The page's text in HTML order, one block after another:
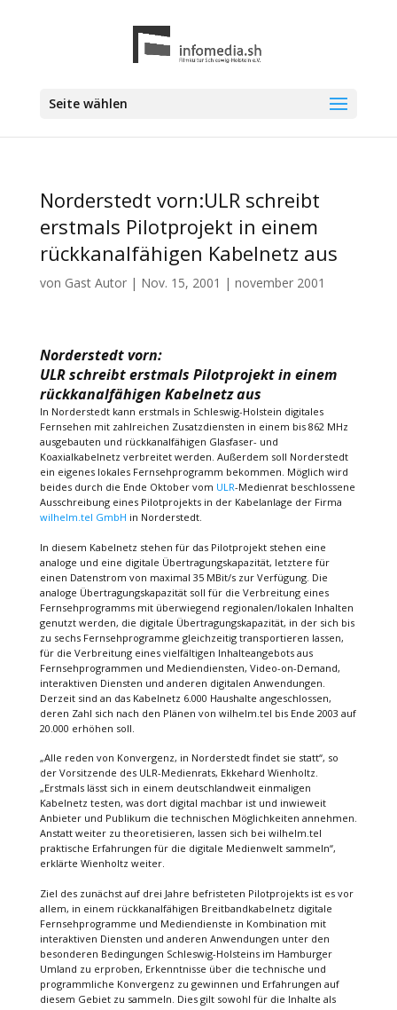
Seite wählen
Norderstedt vorn:ULR schreibt
erstmals Pilotprojekt in einem
rückkanalfähigen Kabelnetz aus
von Gast Autor| Nov. 15, 2001 | november 2001
Norderstedt vorn:
ULR schreibt erstmals Pilotprojekt in einem
rückkanalfähigen Kabelnetz aus
In Norderstedt kann erstmals in Schleswig-Holstein digitales
Fernsehen mit zahlreichen Zusatzdiensten in einem bis 862 MHz
ausgebauten und rückkanalfähigen Glasfaser- und
Koaxialkabelnetz verbreitet werden. Außerdem soll Norderstedt
ein eigenes lokales Fernsehprogramm bekommen. Möglich wird
beides durch die Ende Oktober vom ULR-Medienrat beschlossene
Ausschreibung eines Pilotprojekts in der Kabelanlage der Firma
wilhelm.tel GmbH in Norderstedt.
In diesem Kabelnetz stehen für das Pilotprojekt stehen eine
analoge und eine digitale Übertragungskapazität, letztere für
einen Datenstrom von maximal 35 MBit/s zur Verfügung. Die
analoge Übertragungskapazität soll für die Verbreitung eines
Fernsehprogramms mit überwiegend regionalen/lokalen Inhalten
genutzt werden, die digitale Übertragungskapazität, in der sich bis
zu sechs Fernsehprogramme gleichzeitig transportieren lassen,
für die Verbreitung eines vielfältigen Inhalteangebots aus
Fernsehprogrammen und Mediendiensten, Video-on-Demand,
interaktiven Diensten und anderen digitalen Anwendungen.
Derzeit sind an das Kabelnetz 6.000 Haushalte angeschlossen,
deren Zahl sich nach den Plänen von wilhelm.tel bis Ende 2003 auf
20.000 erhöhen soll.
„Alle reden von Konvergenz, in Norderstedt findet sie statt“, so
der Vorsitzende des ULR-Medienrats, Ekkehard Wienholtz.
„Erstmals lässt sich in einem deutschlandweit einmaligen
Kabelnetz testen, was dort digital machbar ist und inwieweit
Anbieter und Publikum die technischen Möglichkeiten annehmen.
Anstatt weiter zu theoretisieren, lassen sich bei wilhelm.tel
praktische Erfahrungen für die digitale Medienwelt sammeln“,
erklärte Wienholtz weiter.
Ziel des zunächst auf drei Jahre befristeten Pilotprojekts ist es vor
allem, in einem rückkanalfähigen Breitbandkabelnetz digitale
Fernsehprogramme und Mediendienste in Kombination mit
interaktiven Diensten und anderen Anwendungen unter den
besonderen Bedingungen Schleswig-Holsteins im Hamburger
Umland zu erproben, Erkenntnisse über die technische und
programmliche Konvergenz zu gewinnen und Erfahrungen auf
diesem Gebiet zu sammeln. Dies gilt sowohl für die Inhalte als